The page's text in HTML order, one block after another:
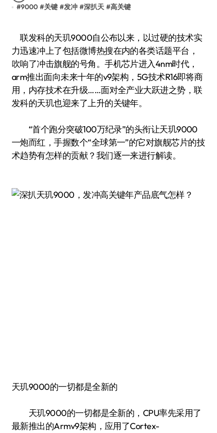
#9000 #关键 #发冲 #深扒天 #高关键
联发科的天玑9000自公布以来，以过硬的技术实
力迅速冲上了包括微博热搜在内的各类话题平台，
吹响了冲击旗舰的号角。手机芯片进入4nm时代，
arm推出面向未来十年的v9架构，5G技术R16即将商
用，内存技术在升级……面对全产业大跃进之势，联
发科的天玑也迎来了上升的关键年。
“首个跑分突破100万纪录”的头衔让天玑9000
一炮而红，手握数个“全球第一”的它对旗舰芯片的技
术趋势有怎样的贡献？我们逐一来进行解读。
天玑9000的一切都是全新的
天玑9000的一切都是全新的，CPU率先采用了
最新推出的Armv9架构，应用了Cortex-